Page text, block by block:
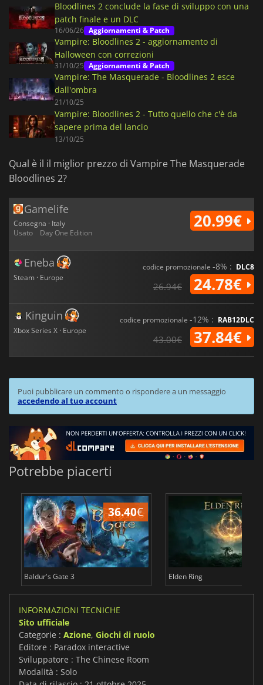
Bloodlines 2 conclude la fase di sviluppo con una
patch finale e un DLC
16/06/26 Aggiornamenti & Patch
Vampire: Bloodlines 2 - aggiornamento di
Halloween con correzioni
31/10/25 Aggiornamenti & Patch
Vampire: The Masquerade - Bloodlines 2 esce
dall'ombra
21/10/25
Vampire: Bloodlines 2 - Tutto quello che c'è da
sapere prima del lancio
13/10/25
Qual è il il miglior prezzo di Vampire The Masquerade
Bloodlines 2?
Gamelife
Consegna · Italy
Usato
Day One Edition
20.99€
Eneba
Steam · Europe
codice promozionale -8% : DLC8
26.94€ 24.78€
Kinguin
Xbox Series X · Europe
codice promozionale -12% : RAB12DLC
43.00€ 37.84€
Puoi pubblicare un commento o rispondere a un messaggio
accedendo al tuo account
Potrebbe piacerti
36.40€
Baldur's Gate 3 Elden Ring
INFORMAZIONI TECNICHE
Sito ufficiale
Categorie : Azione, Giochi di ruolo
Editore : Paradox interactive
Sviluppatore : The Chinese Room
Modalità : Solo